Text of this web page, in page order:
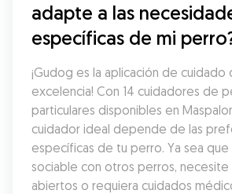
adapte a las
específicas de mi
¡Gudog es la aplicación de
excelencia! Con 14 cuidadores de
particulares disponibles en
cuidador ideal depende de las
específicas de tu perro. Ya sea
sociable con otros perros, necesite
abiertos o requiera cuidados